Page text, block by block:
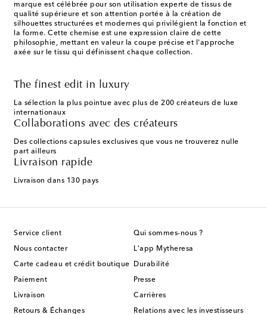
marque est célébrée pour son utilisation experte de tissus de
qualité supérieure et son attention portée à la création de
silhouettes structurées et modernes qui privilégient la fonction et
la forme. Cette chemise est une expression claire de cette
philosophie, mettant en valeur la coupe précise et l'approche
axée sur le tissu qui définissent chaque collection.
The finest edit in luxury
La sélection la plus pointue avec plus de 200 créateurs de luxe
internationaux
Collaborations avec des créateurs
Des collections capsules exclusives que vous ne trouverez nulle
part ailleurs
Livraison rapide
Livraison dans 130 pays
Service client
Nous contacter
Carte cadeau et crédit boutique
Paiement
Livraison
Retours & Échanges
Qui sommes-nous ?
L'app Mytheresa
Durabilité
Presse
Carrières
Relations avec les investisseurs